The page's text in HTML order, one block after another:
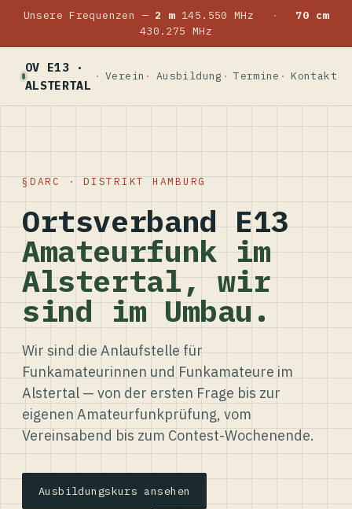
Unsere Frequenzen — 2 m145.550 MHz ·
70 cm
430.275 MHz
OV E13 ·
ALSTERTAL
Verein Ausbildung Termine Kontakt
DARC · DISTRIKT HAMBURG
Ortsverband E13
Amateurfunk im
Alstertal, wir
sind im Umbau.
Wir sind die Anlaufstelle für
Funkamateurinnen und Funkamateure im
Alstertal — von der ersten Frage bis zur
eigenen Amateurfunkprüfung, vom
Vereinsabend bis zum Contest-Wochenende.
Ausbildungskurs ansehen